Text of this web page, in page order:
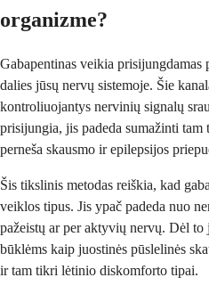
organizme?
Gabapentinas veikia prisijungdamas
dalies jūsų nervų sistemoje. Šie
kontroliuojantys nervinių signalų
prisijungia, jis padeda sumažinti
perneša skausmo ir epilepsijos
Šis tikslinis metodas reiškia, kad
veiklos tipus. Jis ypač padeda nuo
pažeistų ar per aktyvių nervų. Dėl to
būklėms kaip juostinės pūslelinės
ir tam tikri lėtinio diskomforto tipai.